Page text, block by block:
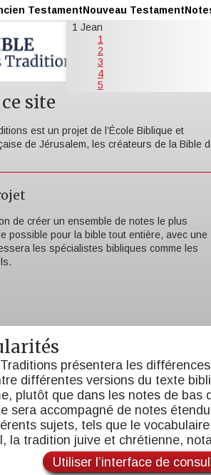
TestamentNouveau Testament
1 Jean
1
2
3
4
5
site
est un projet de l’École Biblique et
de Jérusalem, les créateurs de la Bible
de créer un ensemble de notes le plus
possible pour la bible tout entière, avec une
les spécialistes bibliques comme les
présentera les différences
différentes versions du texte
plutôt que dans les notes de bas
sera accompagné de notes
sujets, tels que le
la tradition juive et chrétienne,
Utiliser l’interface de